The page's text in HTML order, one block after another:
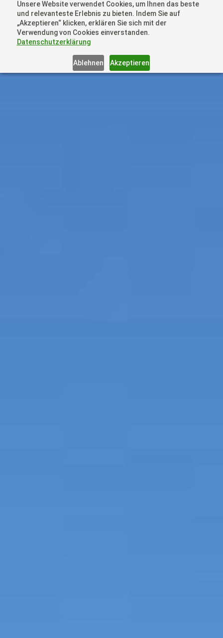
Unsere Website verwendet Cookies, um Ihnen das beste
und relevanteste Erlebnis zu bieten. Indem Sie auf
„Akzeptieren“ klicken, erklären Sie sich mit der
Verwendung von Cookies einverstanden.
Datenschutzerklärung
Ablehnen Akzeptieren
+41 44505 6667 oder +49 157 3598 0006
info@dronelions.academy